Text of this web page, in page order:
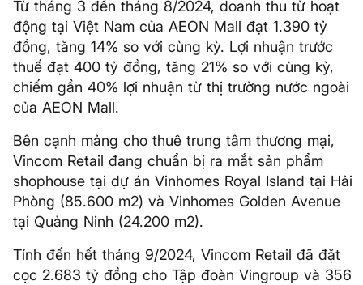
Từ tháng 3 đến tháng 8/2024, doanh thu từ hoạt
động tại Việt Nam của AEON Mall đạt 1.390 tỷ
đồng, tăng 14% so với cùng kỳ. Lợi nhuận trước
thuế đạt 400 tỷ đồng, tăng 21% so với cùng kỳ,
chiếm gần 40% lợi nhuận từ thị trường nước ngoài
của AEON Mall.
Bên cạnh mảng cho thuê trung tâm thương mại,
Vincom Retail đang chuẩn bị ra mắt sản phẩm
shophouse tại dự án Vinhomes Royal Island tại Hải
Phòng (85.600 m2) và Vinhomes Golden Avenue
tại Quảng Ninh (24.200 m2).
Tính đến hết tháng 9/2024, Vincom Retail đã đặt
cọc 2.683 tỷ đồng cho Tập đoàn Vingroup và 356